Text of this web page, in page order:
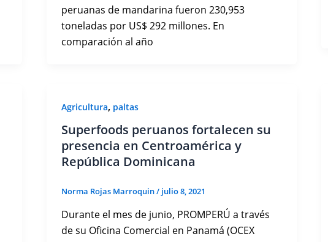
peruanas de mandarina fueron 230,953
toneladas por US$ 292 millones. En
comparación al año
Agricultura, paltas
Superfoods peruanos fortalecen su
presencia en Centroamérica y
República Dominicana
Norma Rojas Marroquin/ julio 8, 2021
Durante el mes de junio, PROMPERÚ a través
de su Oficina Comercial en Panamá (OCEX